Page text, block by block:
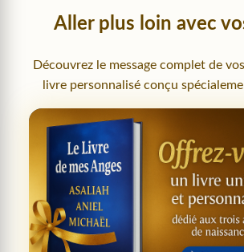
Aller plus loin avec
Découvrez le message complet de
livre personnalisé conçu